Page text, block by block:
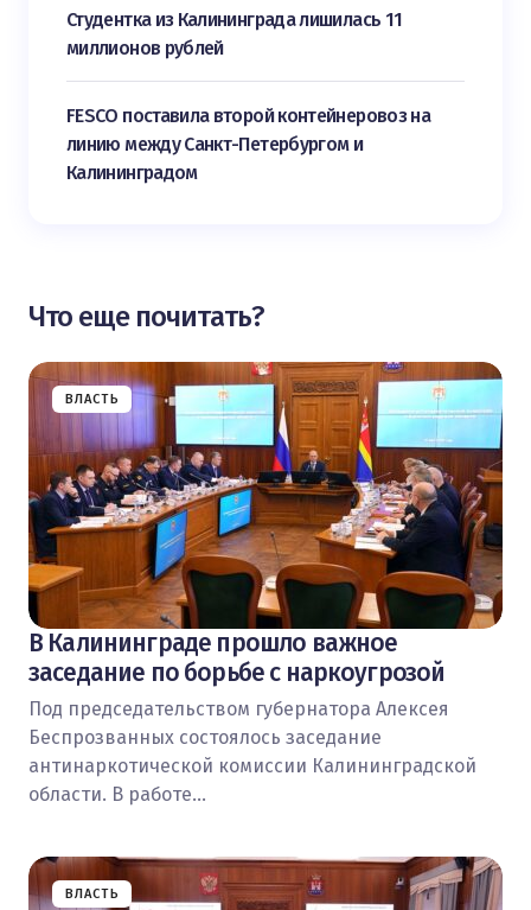
Студентка из Калининграда лишилась 11
миллионов рублей
FESCO поставила второй контейнеровоз на
линию между Санкт-Петербургом и
Калининградом
Что еще почитать?
ВЛАСТЬ
В Калининграде прошло важное
заседание по борьбе с наркоугрозой
Под председательством губернатора Алексея
Беспрозванных состоялось заседание
антинаркотической комиссии Калининградской
области. В работе…
ВЛАСТЬ